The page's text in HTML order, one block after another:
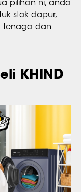
pilihan ni, anda
stok dapur,
tenaga dan
KHIND